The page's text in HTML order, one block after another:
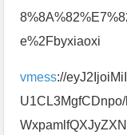
e%2Fbyxiaoxi
vmess://